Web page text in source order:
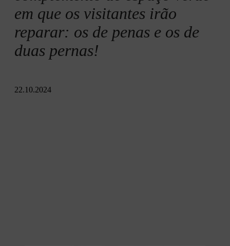
em que os visitantes irão
reparar: os de penas e os de
duas pernas!
22.10.2024